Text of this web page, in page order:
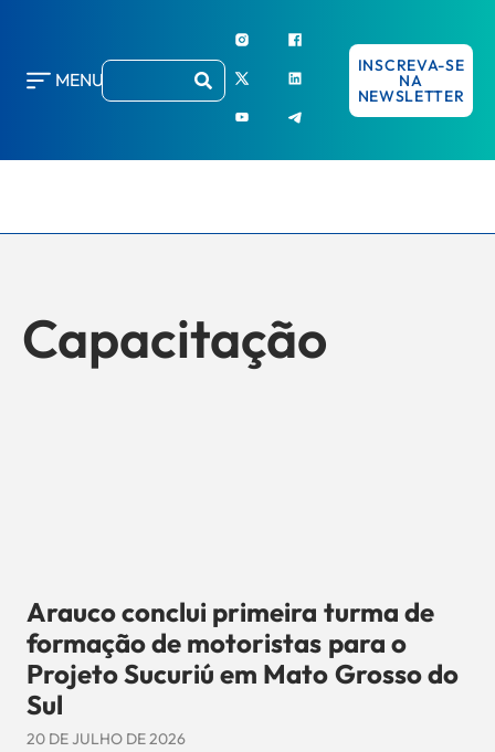
MENU
INSCREVA-SE
NA
NEWSLETTER
Capacitação
Arauco conclui primeira turma de
formação de motoristas para o
Projeto Sucuriú em Mato Grosso do
Sul
20 DE JULHO DE 2026